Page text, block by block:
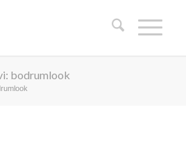
bodrumlook